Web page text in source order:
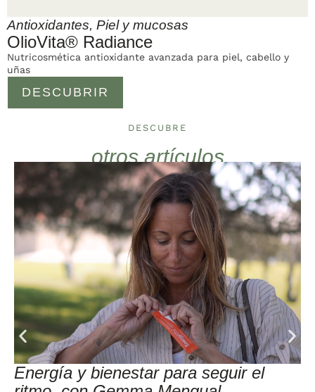
Antioxidantes, Piel y mucosas
OlioVita® Radiance
DESCUBRIR
Nutricosmética antioxidante avanzada para piel, cabello y
uñas
DESCUBRE
otros artículos
Energía y bienestar para seguir el